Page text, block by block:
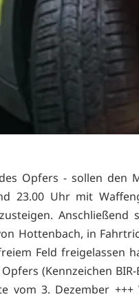
Opfers - sollen den
23.00 Uhr mit
Anschließend
Hottenbach, in
Feld freigelassen
(Kennzeichen
vom 3. Dezember